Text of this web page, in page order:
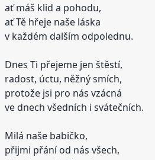
ať máš klid a pohodu,
ať Tě hřeje naše láska
v každém dalším odpolednu.
Dnes Ti přejeme jen štěstí,
radost, úctu, něžný smích,
protože jsi pro nás vzácná
ve dnech všedních i svátečních.
Milá naše babičko,
přijmi přání od nás všech,